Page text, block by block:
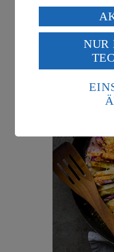
25
Verarbeitung deiner
USA durch Facebook
Wenn du auf
des Art. 49 Abs. 1
Daten in den USA
die USA als Land mit
Standards nicht
Es besteht das
Informationen zum
Impressum
NUR